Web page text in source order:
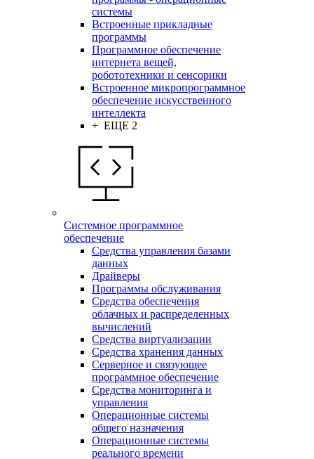
системы
Встроенные прикладные
программы
Программное обеспечение
интернета вещей,
робототехники и сенсорики
Встроенное микропрограммное
обеспечение искусственного
интеллекта
+ ЕЩЕ 2
Системное программное
обеспечение
Средства управления базами
данных
Драйверы
Программы обслуживания
Средства обеспечения
облачных и распределенных
вычислений
Средства виртуализации
Средства хранения данных
Серверное и связующее
программное обеспечение
Средства мониторинга и
управления
Операционные системы
общего назначения
Операционные системы
реального времени